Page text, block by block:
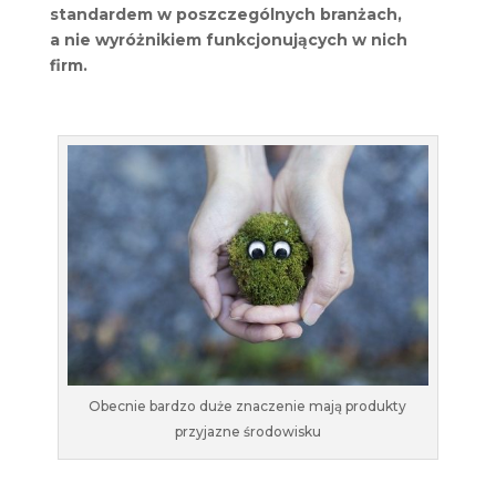
standardem w poszczególnych branżach,
a nie wyróżnikiem funkcjonujących w nich
firm.
Obecnie bardzo duże znaczenie mają produkty
przyjazne środowisku